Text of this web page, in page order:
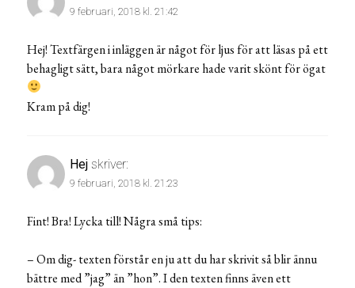
9 februari, 2018 kl. 21:42
Hej! Textfärgen i inläggen är något för ljus för att läsas på ett
behagligt sätt, bara något mörkare hade varit skönt för ögat
Kram på dig!
Hej skriver:
9 februari, 2018 kl. 21:23
Fint! Bra! Lycka till! Några små tips:
– Om dig- texten förstår en ju att du har skrivit så blir ännu
bättre med ”jag” än ”hon”. I den texten finns även ett